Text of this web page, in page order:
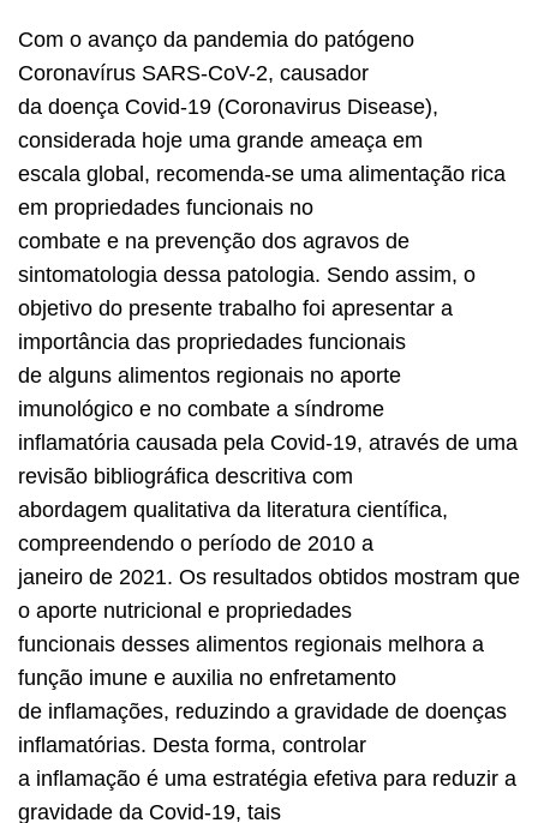
Com o avanço da pandemia do patógeno
Coronavírus SARS-CoV-2, causador
da doença Covid-19 (Coronavirus Disease),
considerada hoje uma grande ameaça em
escala global, recomenda-se uma alimentação rica
em propriedades funcionais no
combate e na prevenção dos agravos de
sintomatologia dessa patologia. Sendo assim, o
objetivo do presente trabalho foi apresentar a
importância das propriedades funcionais
de alguns alimentos regionais no aporte
imunológico e no combate a síndrome
inflamatória causada pela Covid-19, através de uma
revisão bibliográfica descritiva com
abordagem qualitativa da literatura científica,
compreendendo o período de 2010 a
janeiro de 2021. Os resultados obtidos mostram que
o aporte nutricional e propriedades
funcionais desses alimentos regionais melhora a
função imune e auxilia no enfretamento
de inflamações, reduzindo a gravidade de doenças
inflamatórias. Desta forma, controlar
a inflamação é uma estratégia efetiva para reduzir a
gravidade da Covid-19, tais